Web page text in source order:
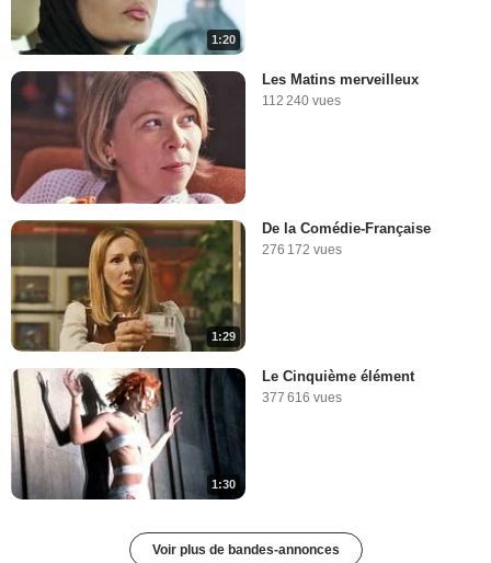
1:20
Les Matins merveilleux
112 240 vues
1:29
De la Comédie-Française
276 172 vues
1:30
Le Cinquième élément
377 616 vues
Voir plus de bandes-annonces